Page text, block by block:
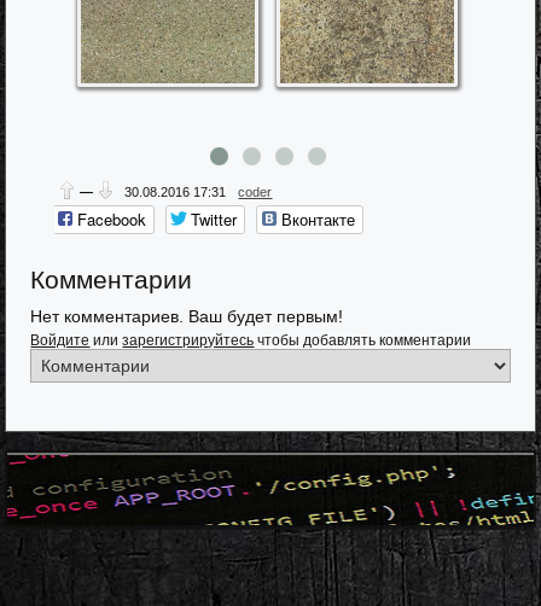
— 30.08.2016 17:31 coder
Facebook Twitter
Вконтакте
Комментарии
Нет комментариев. Ваш будет первым!
Войдите илизарегистрируйтесь чтобы добавлять комментарии